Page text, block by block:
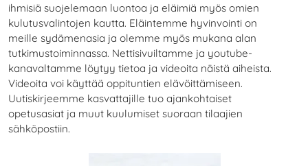
ihmisiä suojelemaan luontoa ja eläimiä myös omien
kulutusvalintojen kautta. Eläintemme hyvinvointi on
meille sydämenasia ja olemme myös mukana alan
tutkimustoiminnassa. Nettisivuiltamme ja youtube-
kanavaltamme löytyy tietoa ja videoita näistä aiheista.
Videoita voi käyttää oppituntien elävöittämiseen.
Uutiskirjeemme kasvattajille tuo ajankohtaiset
opetusasiat ja muut kuulumiset suoraan tilaajien
sähköpostiin.